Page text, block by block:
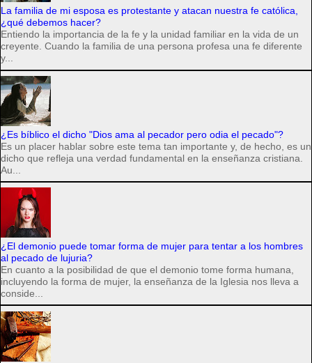
La familia de mi esposa es protestante y atacan nuestra fe católica,
¿qué debemos hacer?
Entiendo la importancia de la fe y la unidad familiar en la vida de un
creyente. Cuando la familia de una persona profesa una fe diferente
y...
¿Es bíblico el dicho "Dios ama al pecador pero odia el pecado"?
Es un placer hablar sobre este tema tan importante y, de hecho, es un
dicho que refleja una verdad fundamental en la enseñanza cristiana.
Au...
¿El demonio puede tomar forma de mujer para tentar a los hombres
al pecado de lujuria?
En cuanto a la posibilidad de que el demonio tome forma humana,
incluyendo la forma de mujer, la enseñanza de la Iglesia nos lleva a
conside...